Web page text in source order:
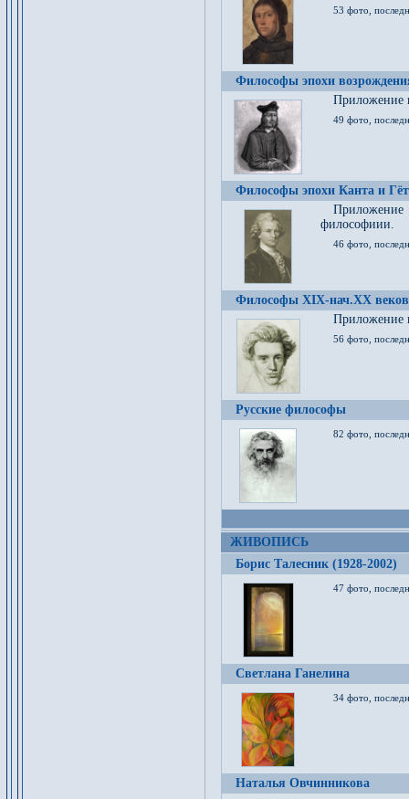
53 фото,
Философы эпохи
Приложение
49 фото,
Философы эпохи Канта и
философиии.
46 фото,
Философы XIX-нач.XX веков
Приложение
56 фото,
Русские философы
82 фото,
ЖИВОПИСЬ
Борис Талесник (1928-2002)
47 фото,
Светлана Ганелина
34 фото,
Наталья Овчинникова